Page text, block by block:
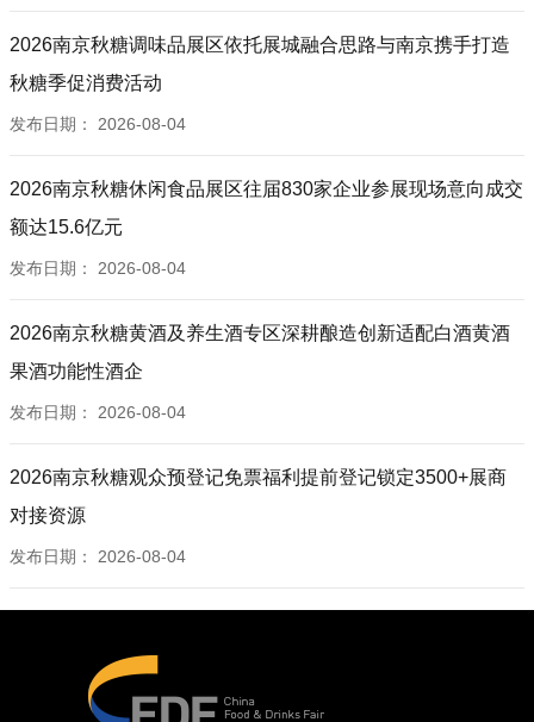
2026南京秋糖调味品展区依托展城融合思路与南京携手打造
秋糖季促消费活动
发布日期： 2026-08-04
2026南京秋糖休闲食品展区往届830家企业参展现场意向成交
额达15.6亿元
发布日期： 2026-08-04
2026南京秋糖黄酒及养生酒专区深耕酿造创新适配白酒黄酒
果酒功能性酒企
发布日期： 2026-08-04
2026南京秋糖观众预登记免票福利提前登记锁定3500+展商
对接资源
发布日期： 2026-08-04